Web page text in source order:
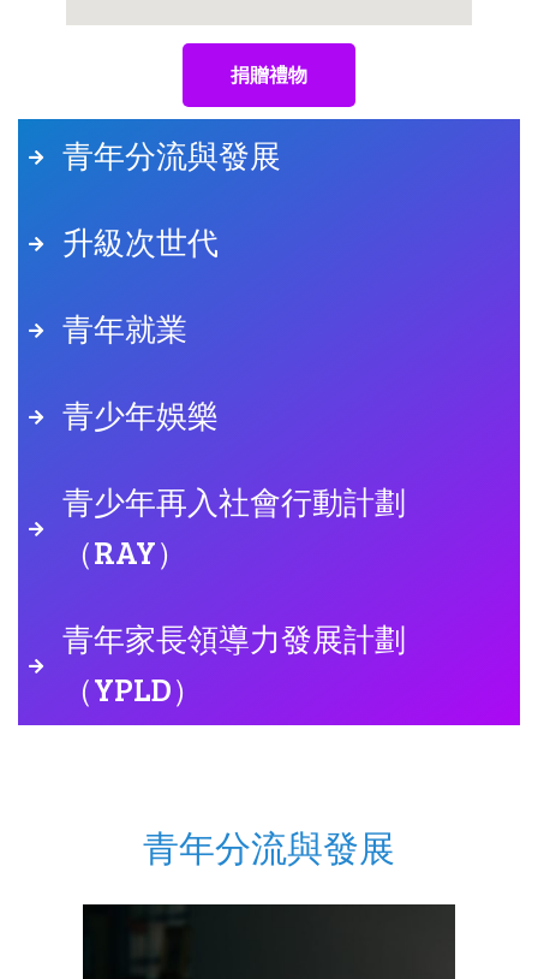
捐贈禮物
青年分流與發展
升級次世代
青年就業
青少年娛樂
青少年再入社會行動計劃
（RAY）
青年家長領導力發展計劃
（YPLD）
青年分流與發展